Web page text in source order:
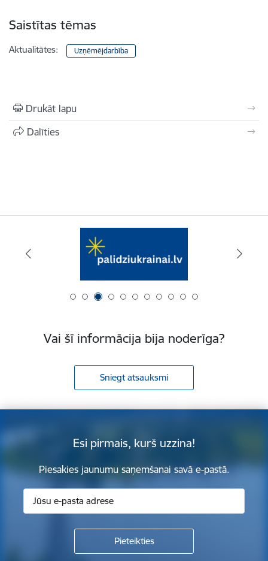
Saistītas tēmas
Aktualitātes: Uzņēmējdarbība
Drukāt lapu
Dalīties
Vai šī informācija bija noderīga?
Sniegt atsauksmi
Esi pirmais, kurš uzzina!
Piesakies jaunumu saņemšanai savā e-pastā.